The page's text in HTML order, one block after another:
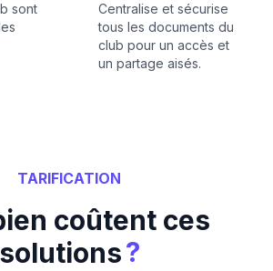
sont
Centralise et sécurise
tous les documents du
club pour un accès et
un partage aisés.
TARIFICATION
coûtent ces
solutions?